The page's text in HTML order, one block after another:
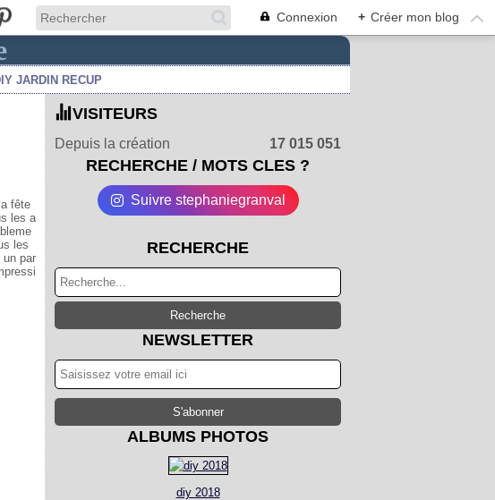
Connexion + Créer mon blog
JARDIN RECUP
fête
les a
les
un par
VISITEURS
Depuis la création 17 015 051
RECHERCHE / MOTS CLES ?
Suivre stephaniegranval
RECHERCHE
NEWSLETTER
ALBUMS PHOTOS
diy 2018